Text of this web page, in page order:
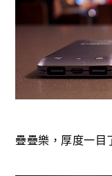
疊疊樂，厚度一目